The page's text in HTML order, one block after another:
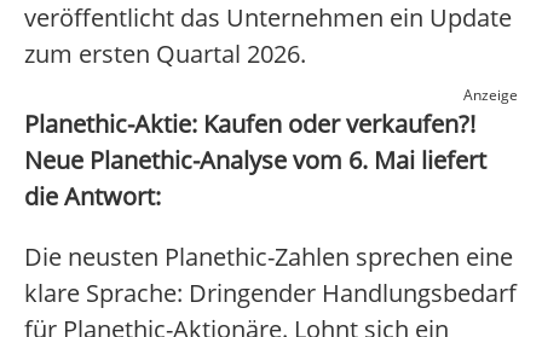
veröffentlicht das Unternehmen ein Update
zum ersten Quartal 2026.
Anzeige
Planethic-Aktie: Kaufen oder verkaufen?!
Neue Planethic-Analyse vom 6. Mai liefert
die Antwort:
Die neusten Planethic-Zahlen sprechen eine
klare Sprache: Dringender Handlungsbedarf
für Planethic-Aktionäre. Lohnt sich ein